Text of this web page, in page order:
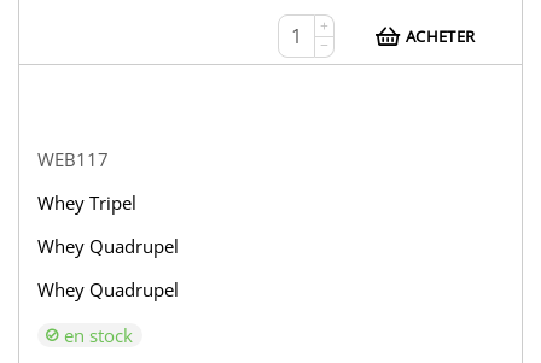
+
−
ACHETER
WEB117
Whey Tripel
Whey Quadrupel
Whey Quadrupel
en stock